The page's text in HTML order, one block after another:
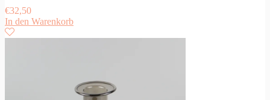
€32,50
In den Warenkorb